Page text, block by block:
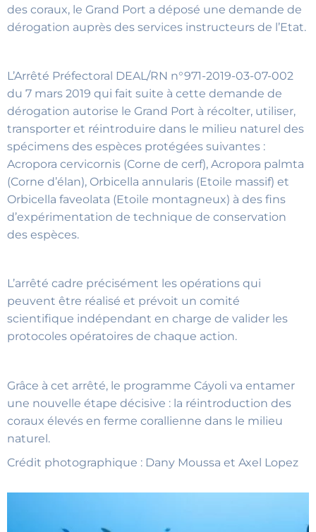
des coraux, le Grand Port a déposé une demande de
dérogation auprès des services instructeurs de l’Etat.
L’Arrêté Préfectoral DEAL/RN n°971-2019-03-07-002
du 7 mars 2019 qui fait suite à cette demande de
dérogation autorise le Grand Port à récolter, utiliser,
transporter et réintroduire dans le milieu naturel des
spécimens des espèces protégées suivantes :
Acropora cervicornis (Corne de cerf), Acropora palmta
(Corne d’élan), Orbicella annularis (Etoile massif) et
Orbicella faveolata (Etoile montagneux) à des fins
d’expérimentation de technique de conservation
des espèces.
L’arrêté cadre précisément les opérations qui
peuvent être réalisé et prévoit un comité
scientifique indépendant en charge de valider les
protocoles opératoires de chaque action.
Grâce à cet arrêté, le programme Cáyoli va entamer
une nouvelle étape décisive : la réintroduction des
coraux élevés en ferme corallienne dans le milieu
naturel.
Crédit photographique : Dany Moussa et Axel Lopez